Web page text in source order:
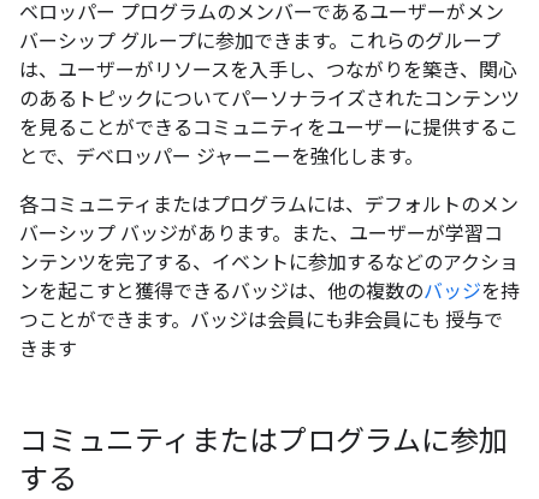
ベロッパー プログラムのメンバーであるユーザーがメン
バーシップ グループに参加できます。これらのグループ
は、ユーザーがリソースを入手し、つながりを築き、関心
のあるトピックについてパーソナライズされたコンテンツ
を見ることができるコミュニティをユーザーに提供するこ
とで、デベロッパー ジャーニーを強化します。
各コミュニティまたはプログラムには、デフォルトのメン
バーシップ バッジがあります。また、ユーザーが学習コ
ンテンツを完了する、イベントに参加するなどのアクショ
ンを起こすと獲得できるバッジは、他の複数のバッジを持
つことができます。バッジは会員にも非会員にも 授与で
きます
コミュニティまたはプログラムに参加
する